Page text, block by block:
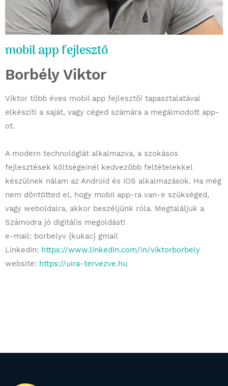
mobil app fejlesztő
Borbély Viktor
Viktor több éves mobil app fejlesztői tapasztalatával
elkészíti a saját, vagy céged számára a megálmodott app-
ot.
A modern technológiát alkalmazva, a szokásos
fejlesztések költségeinél kedvezőbb feltételekkel
készülnek nálam az Android és iOS alkalmazások. Ha még
nem döntötted el, hogy mobil app-ra van-e szükséged,
vagy weboldalra, akkor beszéljünk róla. Megtaláljuk a
Számodra jó digitális megoldást!
e-mail: borbelyv {kukac} gmail
LinkedIn: https://www.linkedin.com/in/viktorborbely
website: https://uira-tervezve.hu